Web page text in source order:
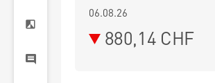
06.08.26
880,14 CHF